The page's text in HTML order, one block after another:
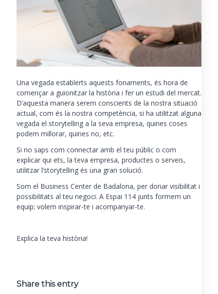
Una vegada establerts aquests fonaments, és hora de
començar a guionitzar la història i fer un estudi del mercat.
D’aquesta manera serem conscients de la nostra situació
actual, com és la nostra competència, si ha utilitzat alguna
vegada el storytelling a la seva empresa, quines coses
podem millorar, quines no, etc.
Si no saps com connectar amb el teu públic o com
explicar qui ets, la teva empresa, productes o serveis,
utilitzar l’storytelling és una gran solució.
Som el Business Center de Badalona, ​​per donar visibilitat i
possibilitats al teu negoci. A Espai 114 junts formem un
equip; volem inspirar-te i acompanyar-te.
Explica la teva història!
Share this entry